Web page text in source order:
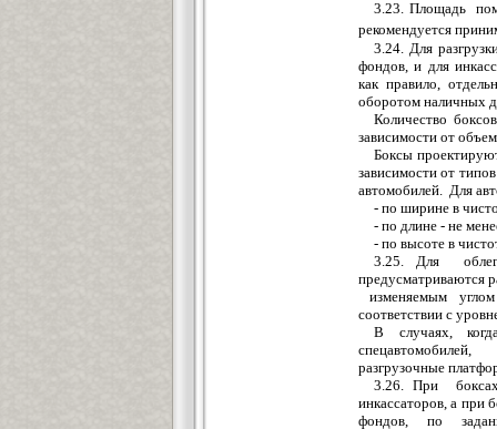
3.23. Площадь
рекомендуется
3.24. Для разгруз
фондов, и для
как правило, отде
оборотом наличных
Количество
зависимости от объе
Боксы проектирую
зависимости от
автомобилей. Для
- по ширине в
- по длине - не
- по высоте в
3.25. Для обле
предусматриваются
изменяемым углом
соответствии с
В случаях,
спецавтомобилей,
разгрузочные
3.26. При
инкассаторов, а при
фондов, по зад